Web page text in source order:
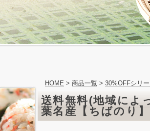
HOME > 商品一覧 > 30%OFFシリ
送料無料(地域によ
葉名産【ちばのり